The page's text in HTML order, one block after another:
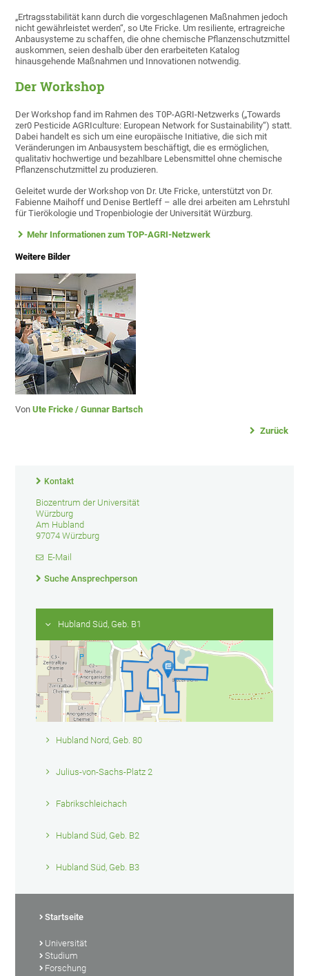
„Ertragsstabilität kann durch die vorgeschlagenen Maßnahmen jedoch
nicht gewährleistet werden“, so Ute Fricke. Um resiliente, ertragreiche
Anbausysteme zu schaffen, die ohne chemische Pflanzenschutzmittel
auskommen, seien deshalb über den erarbeiteten Katalog
hinausgehende Maßnahmen und Innovationen notwendig.
Der Workshop
Der Workshop fand im Rahmen des T0P-AGRI-Netzwerks („Towards
zer0 Pesticide AGRIculture: European Network for Sustainability“) statt.
Dabei handelt es sich um eine europäische Initiative, die sich mit
Veränderungen im Anbausystem beschäftigt, die es ermöglichen,
qualitativ hochwertige und bezahlbare Lebensmittel ohne chemische
Pflanzenschutzmittel zu produzieren.
Geleitet wurde der Workshop von Dr. Ute Fricke, unterstützt von Dr.
Fabienne Maihoff und Denise Bertleff – alle drei arbeiten am Lehrstuhl
für Tierökologie und Tropenbiologie der Universität Würzburg.
Mehr Informationen zum TOP-AGRI-Netzwerk
Weitere Bilder
VonUte Fricke / Gunnar Bartsch
Zurück
Kontakt
Biozentrum der Universität
Würzburg
Am Hubland
97074 Würzburg
E-Mail
Suche Ansprechperson
Hubland Süd, Geb. B1
Hubland Nord, Geb. 80
Julius-von-Sachs-Platz 2
Fabrikschleichach
Hubland Süd, Geb. B2
Hubland Süd, Geb. B3
Startseite
Universität
Studium
Forschung